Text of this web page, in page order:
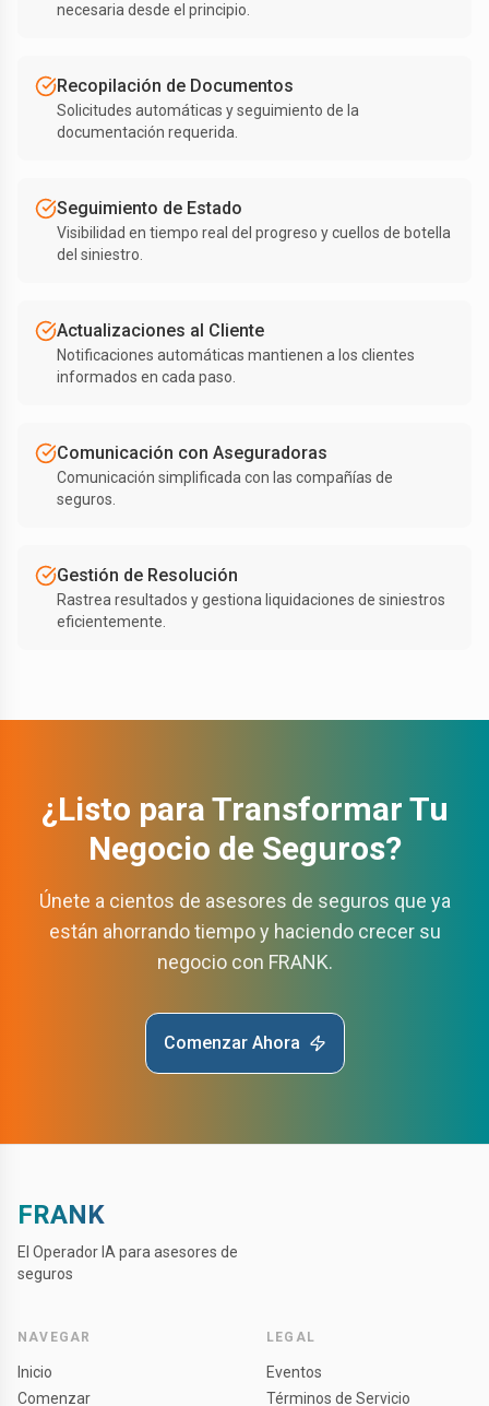
necesaria desde el principio.
Recopilación de Documentos
Solicitudes automáticas y seguimiento de la
documentación requerida.
Seguimiento de Estado
Visibilidad en tiempo real del progreso y cuellos de botella
del siniestro.
Actualizaciones al Cliente
Notificaciones automáticas mantienen a los clientes
informados en cada paso.
Comunicación con Aseguradoras
Comunicación simplificada con las compañías de
seguros.
Gestión de Resolución
Rastrea resultados y gestiona liquidaciones de siniestros
eficientemente.
¿Listo para Transformar Tu
Negocio de Seguros?
Únete a cientos de asesores de seguros que ya
están ahorrando tiempo y haciendo crecer su
negocio con FRANK.
Comenzar Ahora
FRANK
El Operador IA para asesores de
seguros
NAVEGAR
Inicio
Comenzar
LEGAL
Eventos
Términos de Servicio